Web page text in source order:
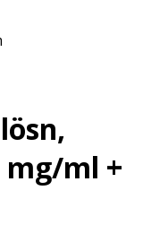
mg/ml +